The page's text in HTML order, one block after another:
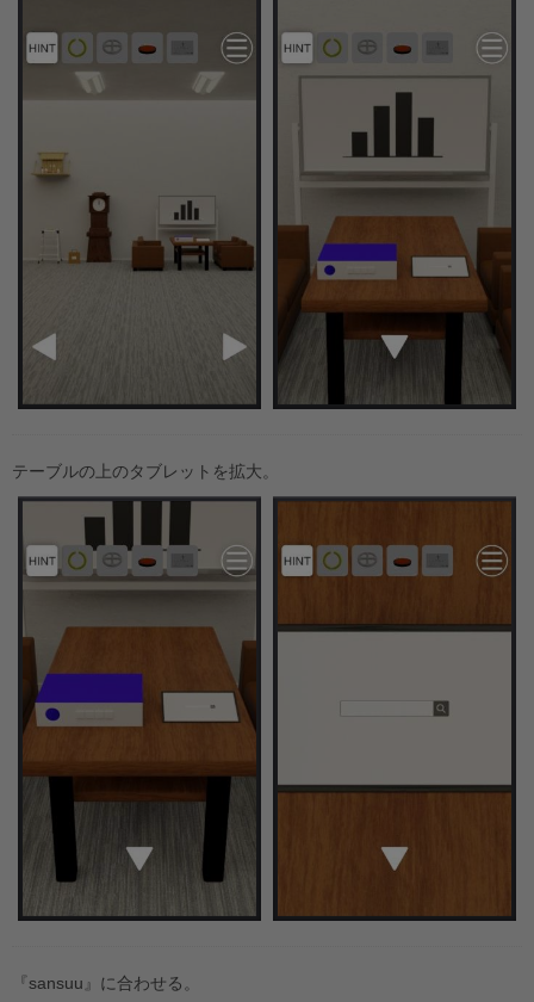
テーブルの上のタブレットを拡大。
『sansuu』に合わせる。